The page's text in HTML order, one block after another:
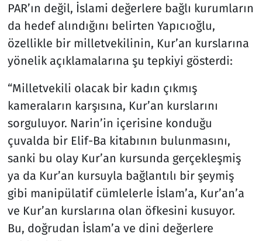
PAR’ın değil, İslami değerlere bağlı kurumların
da hedef alındığını belirten Yapıcıoğlu,
özellikle bir milletvekilinin, Kur’an kurslarına
yönelik açıklamalarına şu tepkiyi gösterdi:
“Milletvekili olacak bir kadın çıkmış
kameraların karşısına, Kur’an kurslarını
sorguluyor. Narin’in içerisine konduğu
çuvalda bir Elif-Ba kitabının bulunmasını,
sanki bu olay Kur’an kursunda gerçekleşmiş
ya da Kur’an kursuyla bağlantılı bir şeymiş
gibi manipülatif cümlelerle İslam’a, Kur’an’a
ve Kur’an kurslarına olan öfkesini kusuyor.
Bu, doğrudan İslam’a ve dini değerlere